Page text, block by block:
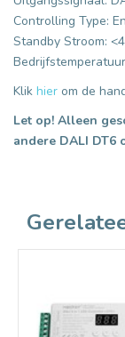
Controlling Type:
Standby Stroom:
Klik hier om de
Let op! Alleen
andere DALI DT6